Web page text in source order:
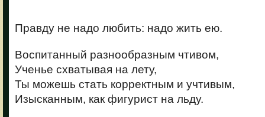
Правду не надо любить: надо жить ею.
Воспитанный разнообразным чтивом,
Ученье схватывая на лету,
Ты можешь стать корректным и учтивым,
Изысканным, как фигурист на льду.